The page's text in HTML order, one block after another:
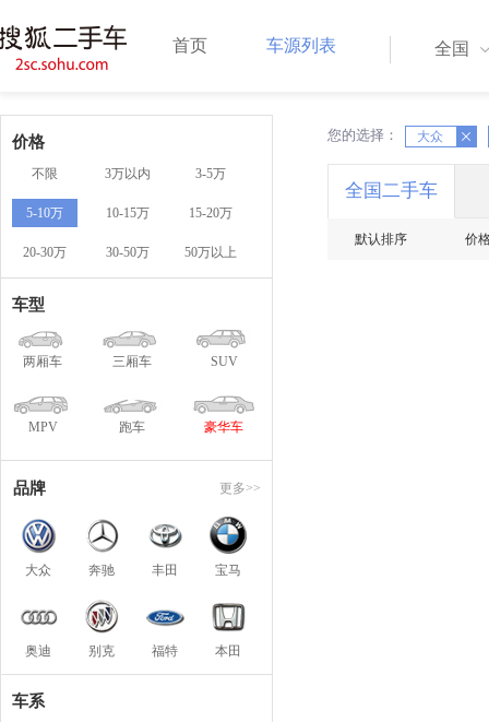
首页 车源列表 全国
价格
不限 3万以内 3-5万
5-10万 10-15万 15-20万
20-30万 30-50万 50万以上
车型
两厢车 三厢车 SUV
MPV 跑车 豪华车
品牌 更多>>
大众 奔驰 丰田 宝马
奥迪 别克 福特 本田
车系
您的选择： 大众
X X
全国二手车
默认排序 价